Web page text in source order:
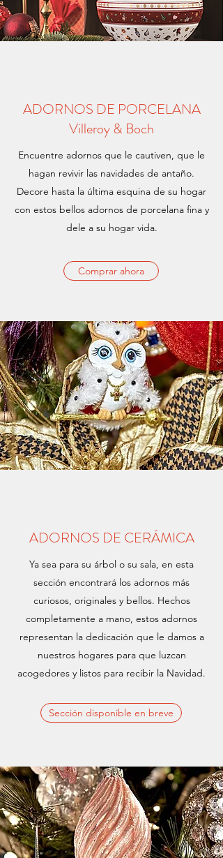
ADORNOS DE PORCELANA
Villeroy & Boch
Encuentre adornos que le cautiven, que le
hagan revivir las navidades de antaño.
Decore hasta la última esquina de su hogar
con estos bellos adornos de porcelana fina y
dele a su hogar vida.
Comprar ahora
ADORNOS DE CERÁMICA
Ya sea para su árbol o su sala, en esta
sección encontrará los adornos más
curiosos, originales y bellos. Hechos
completamente a mano, estos adornos
representan la dedicación que le damos a
nuestros hogares para que luzcan
acogedores y listos para recibir la Navidad.
Sección disponible en breve